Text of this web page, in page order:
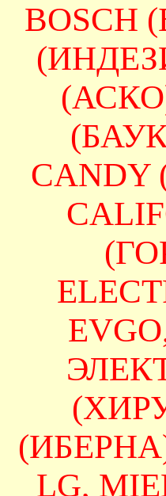
BOSCH
CANDY
LG,